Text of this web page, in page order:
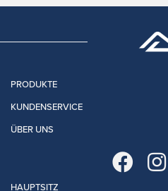
PRODUKTE
KUNDENSERVICE
ÜBER UNS
HAUPTSITZ